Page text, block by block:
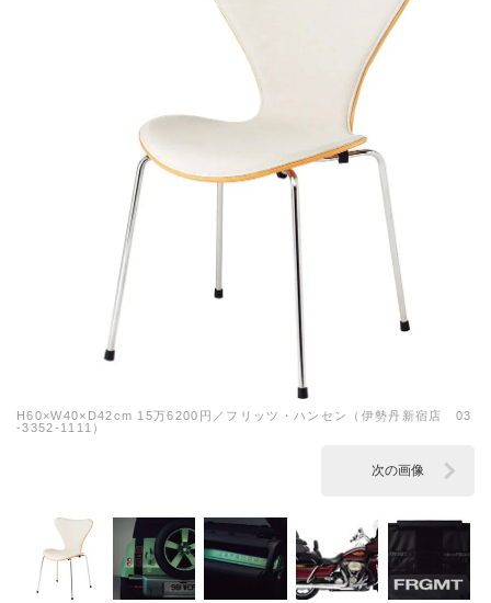
H60×W40×D42cm 15万6200円／フリッツ・ハンセン（伊勢丹新宿店 03
-3352-1111）
次の画像